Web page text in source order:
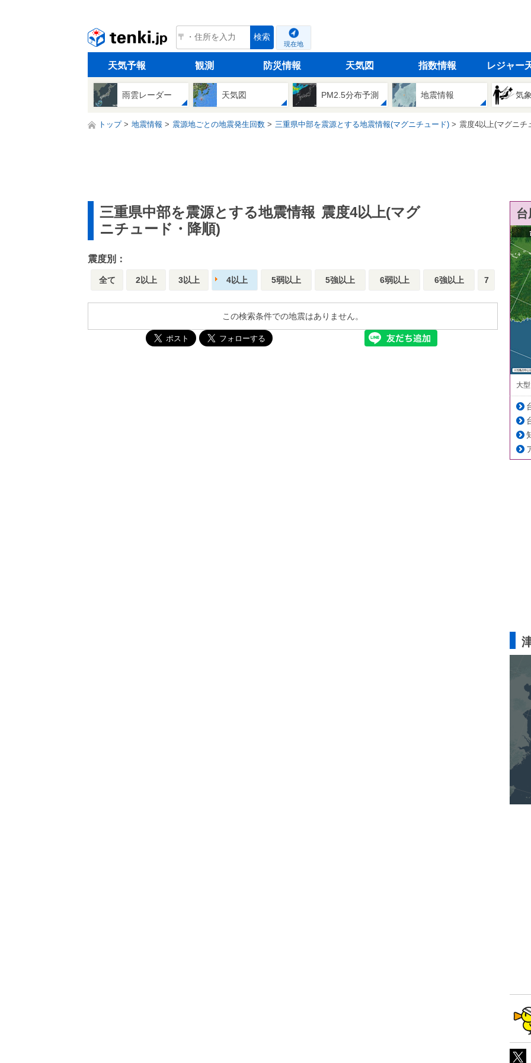
tenki.jp 検索
現在地
天気予報 観測 防災情報 天気図 指数情報 レジャー
雨雲レーダー 天気図 PM2.5分布予測 地震情報 気
トップ 地震情報 震源地ごとの地震発生回数 三重県中部を震源とする地震情報(マグニチュード) 震度4以上(マグニチ
三重県中部を震源とする地震情報 震度4以上(マグ
ニチュード・降順)
震度別：
全て 2以上 3以上 4以上 5弱以上 5強以上 6弱以上 6強以上 7
この検索条件での地震はありません。
大